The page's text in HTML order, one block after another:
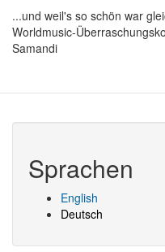
...und weil's so schön war
Worldmusic-
Samandi
Sprachen
English
Deutsch